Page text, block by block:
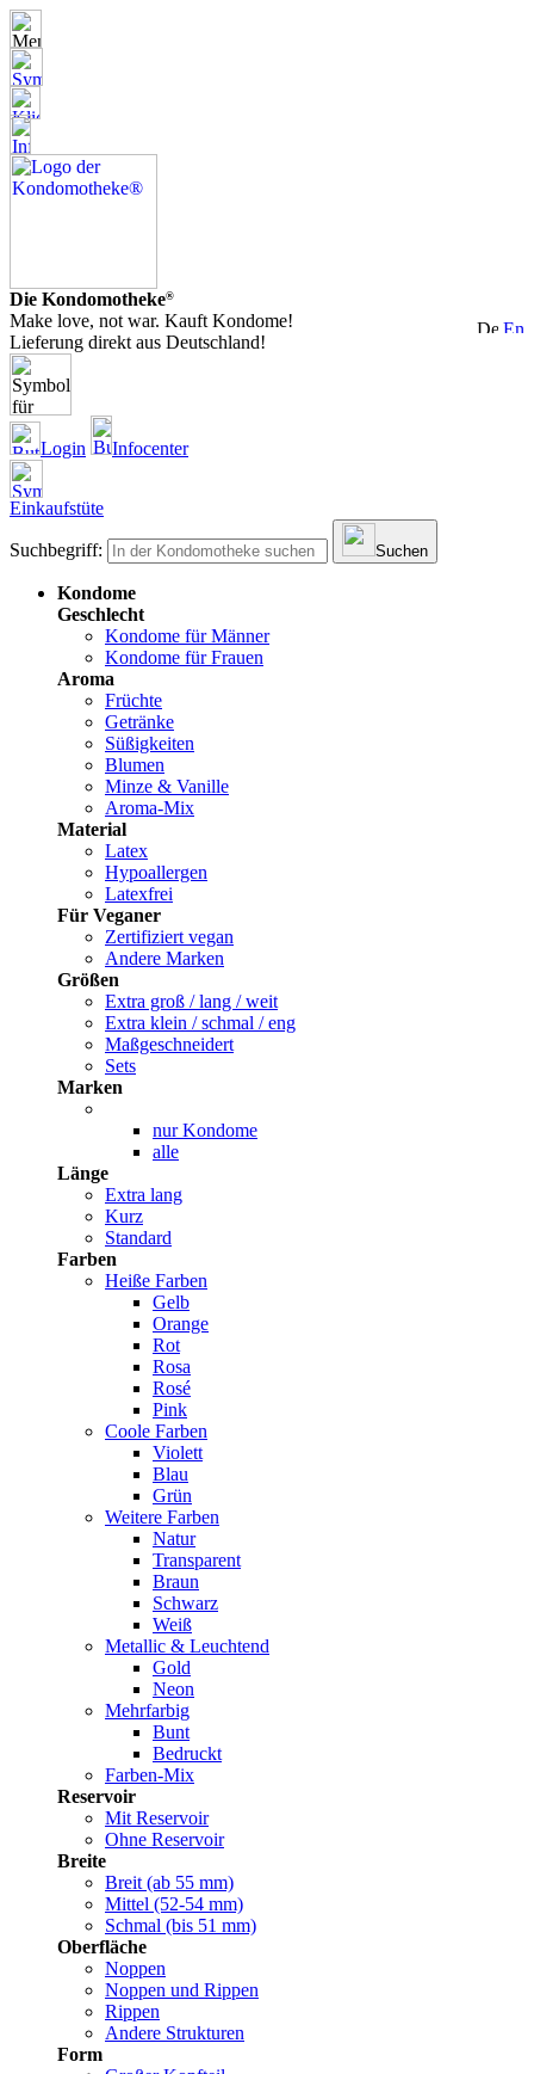
Die Kondomotheke®
Make love, not war. Kauft Kondome!
Lieferung direkt aus Deutschland!
Login Infocenter
Einkaufstüte
Suchbegriff: Suchen
Kondome
Geschlecht
Kondome für Männer
Kondome für Frauen
Aroma
Früchte
Getränke
Süßigkeiten
Blumen
Minze & Vanille
Aroma-Mix
Material
Latex
Hypoallergen
Latexfrei
Für Veganer
Zertifiziert vegan
Andere Marken
Größen
Extra groß / lang / weit
Extra klein / schmal / eng
Maßgeschneidert
Sets
Marken
nur Kondome
alle
Länge
Extra lang
Kurz
Standard
Farben
Heiße Farben
Gelb
Orange
Rot
Rosa
Rosé
Pink
Coole Farben
Violett
Blau
Grün
Weitere Farben
Natur
Transparent
Braun
Schwarz
Weiß
Metallic & Leuchtend
Gold
Neon
Mehrfarbig
Bunt
Bedruckt
Farben-Mix
Reservoir
Mit Reservoir
Ohne Reservoir
Breite
Breit (ab 55 mm)
Mittel (52-54 mm)
Schmal (bis 51 mm)
Oberfläche
Noppen
Noppen und Rippen
Rippen
Andere Strukturen
Form